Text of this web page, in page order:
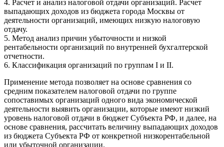
4. Расчет и анализ налоговой отдачи организаций. Расчет
выпадающих доходов из бюджета города Москвы от
деятельности организаций, имеющих низкую налоговую
отдачу.
5. Метод анализ причин убыточности и низкой
рентабельности организаций по внутренней бухгалтерской
отчетности.
6. Классификация организаций по группам I и II.
Применение метода позволяет на основе сравнения со
средним показателем налоговой отдачи по группе
сопоставимых организаций одного вида экономической
деятельности выявить организации, которые имеют низкий
уровень налоговой отдачи в бюджет Субъекта РФ, и далее, на
основе сравнения, рассчитать величину выпадающих доходов
из бюджета Субъекта РФ от конкретной низкорентабельной
или убыточной организации.